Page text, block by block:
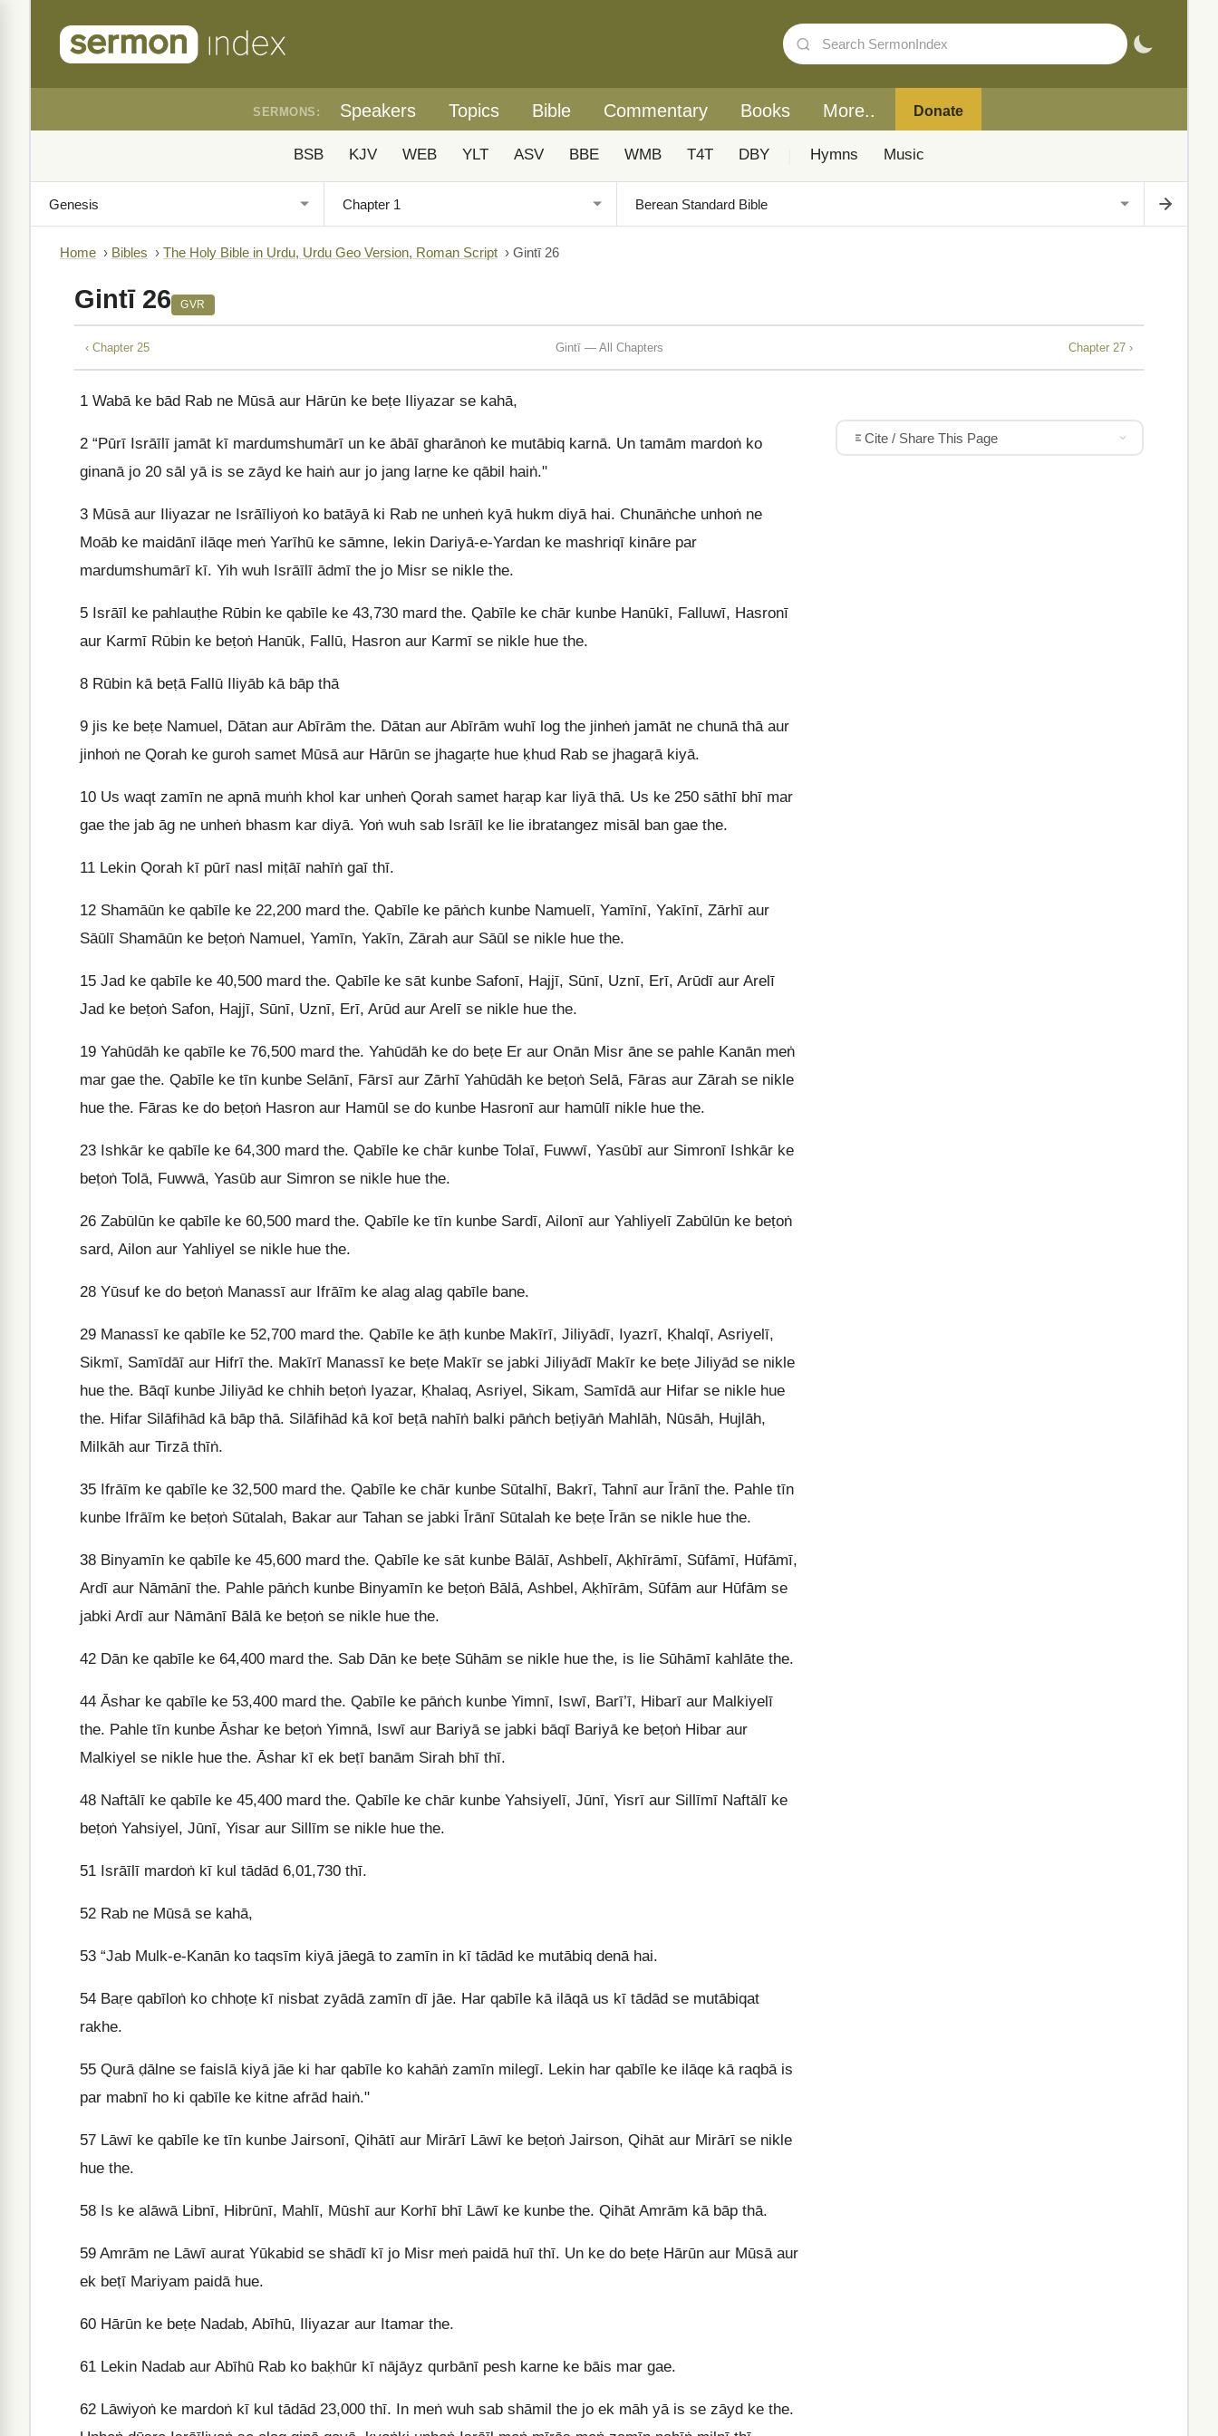
SERMONS: Speakers Topics Bible Commentary Books More.. Donate
BSB KJV WEB YLT ASV BBE WMB T4T DBY Hymns Music
Home › Bibles › The Holy Bible in Urdu, Urdu Geo Version, Roman Script › Gintī 26
Gintī 26 GVR
‹ Chapter 25 Gintī — All Chapters Chapter 27 ›
1 Wabā ke bād Rab ne Mūsā aur Hārūn ke beṭe Iliyazar se kahā,
2 “Pūrī Isrāīlī jamāt kī mardumshumārī un ke ābāī gharānoṅ ke mutābiq karnā. Un tamām mardoṅ ko
ginanā jo 20 sāl yā is se zāyd ke haiṅ aur jo jang laṛne ke qābil haiṅ."
3 Mūsā aur Iliyazar ne Isrāīliyoṅ ko batāyā ki Rab ne unheṅ kyā hukm diyā hai. Chunāṅche unhoṅ ne
Moāb ke maidānī ilāqe meṅ Yarīhū ke sāmne, lekin Dariyā-e-Yardan ke mashriqī kināre par
mardumshumārī kī. Yih wuh Isrāīlī ādmī the jo Misr se nikle the.
5 Isrāīl ke pahlauṭhe Rūbin ke qabīle ke 43,730 mard the. Qabīle ke chār kunbe Hanūkī, Falluwī, Hasronī
aur Karmī Rūbin ke beṭoṅ Hanūk, Fallū, Hasron aur Karmī se nikle hue the.
8 Rūbin kā beṭā Fallū Iliyāb kā bāp thā
9 jis ke beṭe Namuel, Dātan aur Abīrām the. Dātan aur Abīrām wuhī log the jinheṅ jamāt ne chunā thā aur
jinhoṅ ne Qorah ke guroh samet Mūsā aur Hārūn se jhagaṛte hue ḳhud Rab se jhagaṛā kiyā.
10 Us waqt zamīn ne apnā muṅh khol kar unheṅ Qorah samet haṛap kar liyā thā. Us ke 250 sāthī bhī mar
gae the jab āg ne unheṅ bhasm kar diyā. Yoṅ wuh sab Isrāīl ke lie ibratangez misāl ban gae the.
11 Lekin Qorah kī pūrī nasl miṭāī nahīṅ gaī thī.
12 Shamāūn ke qabīle ke 22,200 mard the. Qabīle ke pāṅch kunbe Namuelī, Yamīnī, Yakīnī, Zārhī aur
Sāūlī Shamāūn ke beṭoṅ Namuel, Yamīn, Yakīn, Zārah aur Sāūl se nikle hue the.
15 Jad ke qabīle ke 40,500 mard the. Qabīle ke sāt kunbe Safonī, Hajjī, Sūnī, Uznī, Erī, Arūdī aur Arelī
Jad ke beṭoṅ Safon, Hajjī, Sūnī, Uznī, Erī, Arūd aur Arelī se nikle hue the.
19 Yahūdāh ke qabīle ke 76,500 mard the. Yahūdāh ke do beṭe Er aur Onān Misr āne se pahle Kanān meṅ
mar gae the. Qabīle ke tīn kunbe Selānī, Fārsī aur Zārhī Yahūdāh ke beṭoṅ Selā, Fāras aur Zārah se nikle
hue the. Fāras ke do beṭoṅ Hasron aur Hamūl se do kunbe Hasronī aur hamūlī nikle hue the.
23 Ishkār ke qabīle ke 64,300 mard the. Qabīle ke chār kunbe Tolaī, Fuwwī, Yasūbī aur Simronī Ishkār ke
beṭoṅ Tolā, Fuwwā, Yasūb aur Simron se nikle hue the.
26 Zabūlūn ke qabīle ke 60,500 mard the. Qabīle ke tīn kunbe Sardī, Ailonī aur Yahliyelī Zabūlūn ke beṭoṅ
sard, Ailon aur Yahliyel se nikle hue the.
28 Yūsuf ke do beṭoṅ Manassī aur Ifrāīm ke alag alag qabīle bane.
29 Manassī ke qabīle ke 52,700 mard the. Qabīle ke āṭh kunbe Makīrī, Jiliyādī, Iyazrī, Ḳhalqī, Asriyelī,
Sikmī, Samīdāī aur Hifrī the. Makīrī Manassī ke beṭe Makīr se jabki Jiliyādī Makīr ke beṭe Jiliyād se nikle
hue the. Bāqī kunbe Jiliyād ke chhih beṭoṅ Iyazar, Ḳhalaq, Asriyel, Sikam, Samīdā aur Hifar se nikle hue
the. Hifar Silāfihād kā bāp thā. Silāfihād kā koī beṭā nahīṅ balki pāṅch beṭiyāṅ Mahlāh, Nūsāh, Hujlāh,
Milkāh aur Tirzā thīṅ.
35 Ifrāīm ke qabīle ke 32,500 mard the. Qabīle ke chār kunbe Sūtalhī, Bakrī, Tahnī aur Īrānī the. Pahle tīn
kunbe Ifrāīm ke beṭoṅ Sūtalah, Bakar aur Tahan se jabki Īrānī Sūtalah ke beṭe Īrān se nikle hue the.
38 Binyamīn ke qabīle ke 45,600 mard the. Qabīle ke sāt kunbe Bālāī, Ashbelī, Aḳhīrāmī, Sūfāmī, Hūfāmī,
Ardī aur Nāmānī the. Pahle pāṅch kunbe Binyamīn ke beṭoṅ Bālā, Ashbel, Aḳhīrām, Sūfām aur Hūfām se
jabki Ardī aur Nāmānī Bālā ke beṭoṅ se nikle hue the.
42 Dān ke qabīle ke 64,400 mard the. Sab Dān ke beṭe Sūhām se nikle hue the, is lie Sūhāmī kahlāte the.
44 Āshar ke qabīle ke 53,400 mard the. Qabīle ke pāṅch kunbe Yimnī, Iswī, Barī’ī, Hibarī aur Malkiyelī
the. Pahle tīn kunbe Āshar ke beṭoṅ Yimnā, Iswī aur Bariyā se jabki bāqī Bariyā ke beṭoṅ Hibar aur
Malkiyel se nikle hue the. Āshar kī ek beṭī banām Sirah bhī thī.
48 Naftālī ke qabīle ke 45,400 mard the. Qabīle ke chār kunbe Yahsiyelī, Jūnī, Yisrī aur Sillīmī Naftālī ke
beṭoṅ Yahsiyel, Jūnī, Yisar aur Sillīm se nikle hue the.
51 Isrāīlī mardoṅ kī kul tādād 6,01,730 thī.
52 Rab ne Mūsā se kahā,
53 “Jab Mulk-e-Kanān ko taqsīm kiyā jāegā to zamīn in kī tādād ke mutābiq denā hai.
54 Baṛe qabīloṅ ko chhoṭe kī nisbat zyādā zamīn dī jāe. Har qabīle kā ilāqā us kī tādād se mutābiqat
rakhe.
55 Qurā ḍālne se faislā kiyā jāe ki har qabīle ko kahāṅ zamīn milegī. Lekin har qabīle ke ilāqe kā raqbā is
par mabnī ho ki qabīle ke kitne afrād haiṅ."
57 Lāwī ke qabīle ke tīn kunbe Jairsonī, Qihātī aur Mirārī Lāwī ke beṭoṅ Jairson, Qihāt aur Mirārī se nikle
hue the.
58 Is ke alāwā Libnī, Hibrūnī, Mahlī, Mūshī aur Korhī bhī Lāwī ke kunbe the. Qihāt Amrām kā bāp thā.
59 Amrām ne Lāwī aurat Yūkabid se shādī kī jo Misr meṅ paidā huī thī. Un ke do beṭe Hārūn aur Mūsā aur
ek beṭī Mariyam paidā hue.
60 Hārūn ke beṭe Nadab, Abīhū, Iliyazar aur Itamar the.
61 Lekin Nadab aur Abīhū Rab ko baḳhūr kī nājāyz qurbānī pesh karne ke bāis mar gae.
62 Lāwiyoṅ ke mardoṅ kī kul tādād 23,000 thī. In meṅ wuh sab shāmil the jo ek māh yā is se zāyd ke the.
Cite / Share This Page